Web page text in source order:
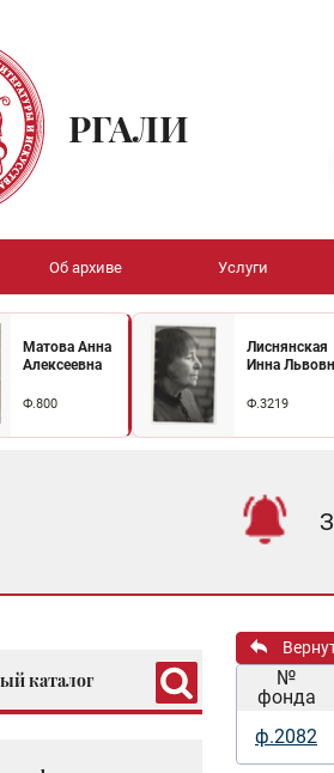
РГАЛИ
Об архиве Услуги
Матова Анна
Алексеевна
Ф.800
Лиснянская
Инна
Ф.3219
каталог
№
фонда
ф.2082